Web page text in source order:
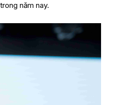
năm nay.